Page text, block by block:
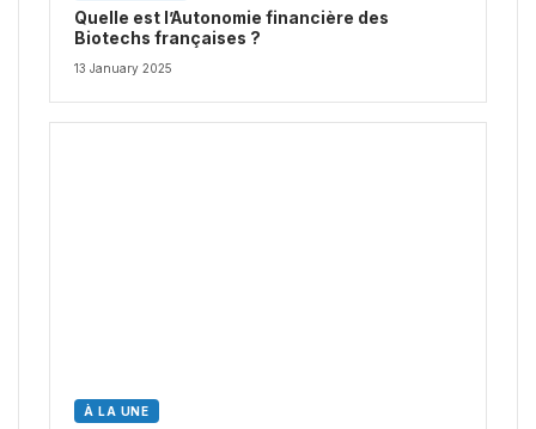
Quelle est l’Autonomie financière des
Biotechs françaises ?
13 January 2025
À LA UNE